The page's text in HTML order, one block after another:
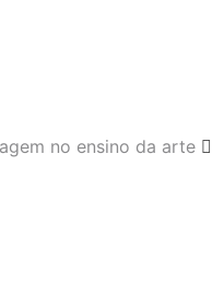
no ensino da arte